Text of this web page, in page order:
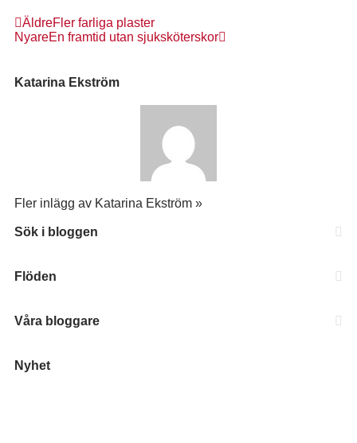
ÄldreFler farliga plaster
NyareEn framtid utan sjuksköterskor
Katarina Ekström
Fler inlägg av Katarina Ekström »
Sök i bloggen
Flöden
Våra bloggare
Nyhet